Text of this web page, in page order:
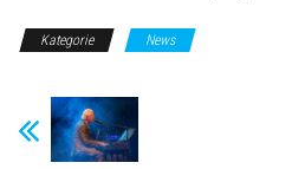
Kategorie News